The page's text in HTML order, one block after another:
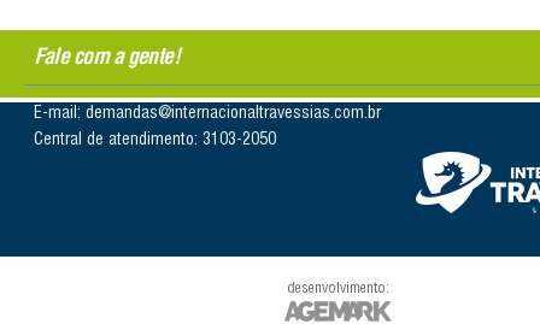
Fale com a gente!
E-mail: demandas@internacionaltravessias.com.br
Central de atendimento: 3103-2050
desenvolvimento: